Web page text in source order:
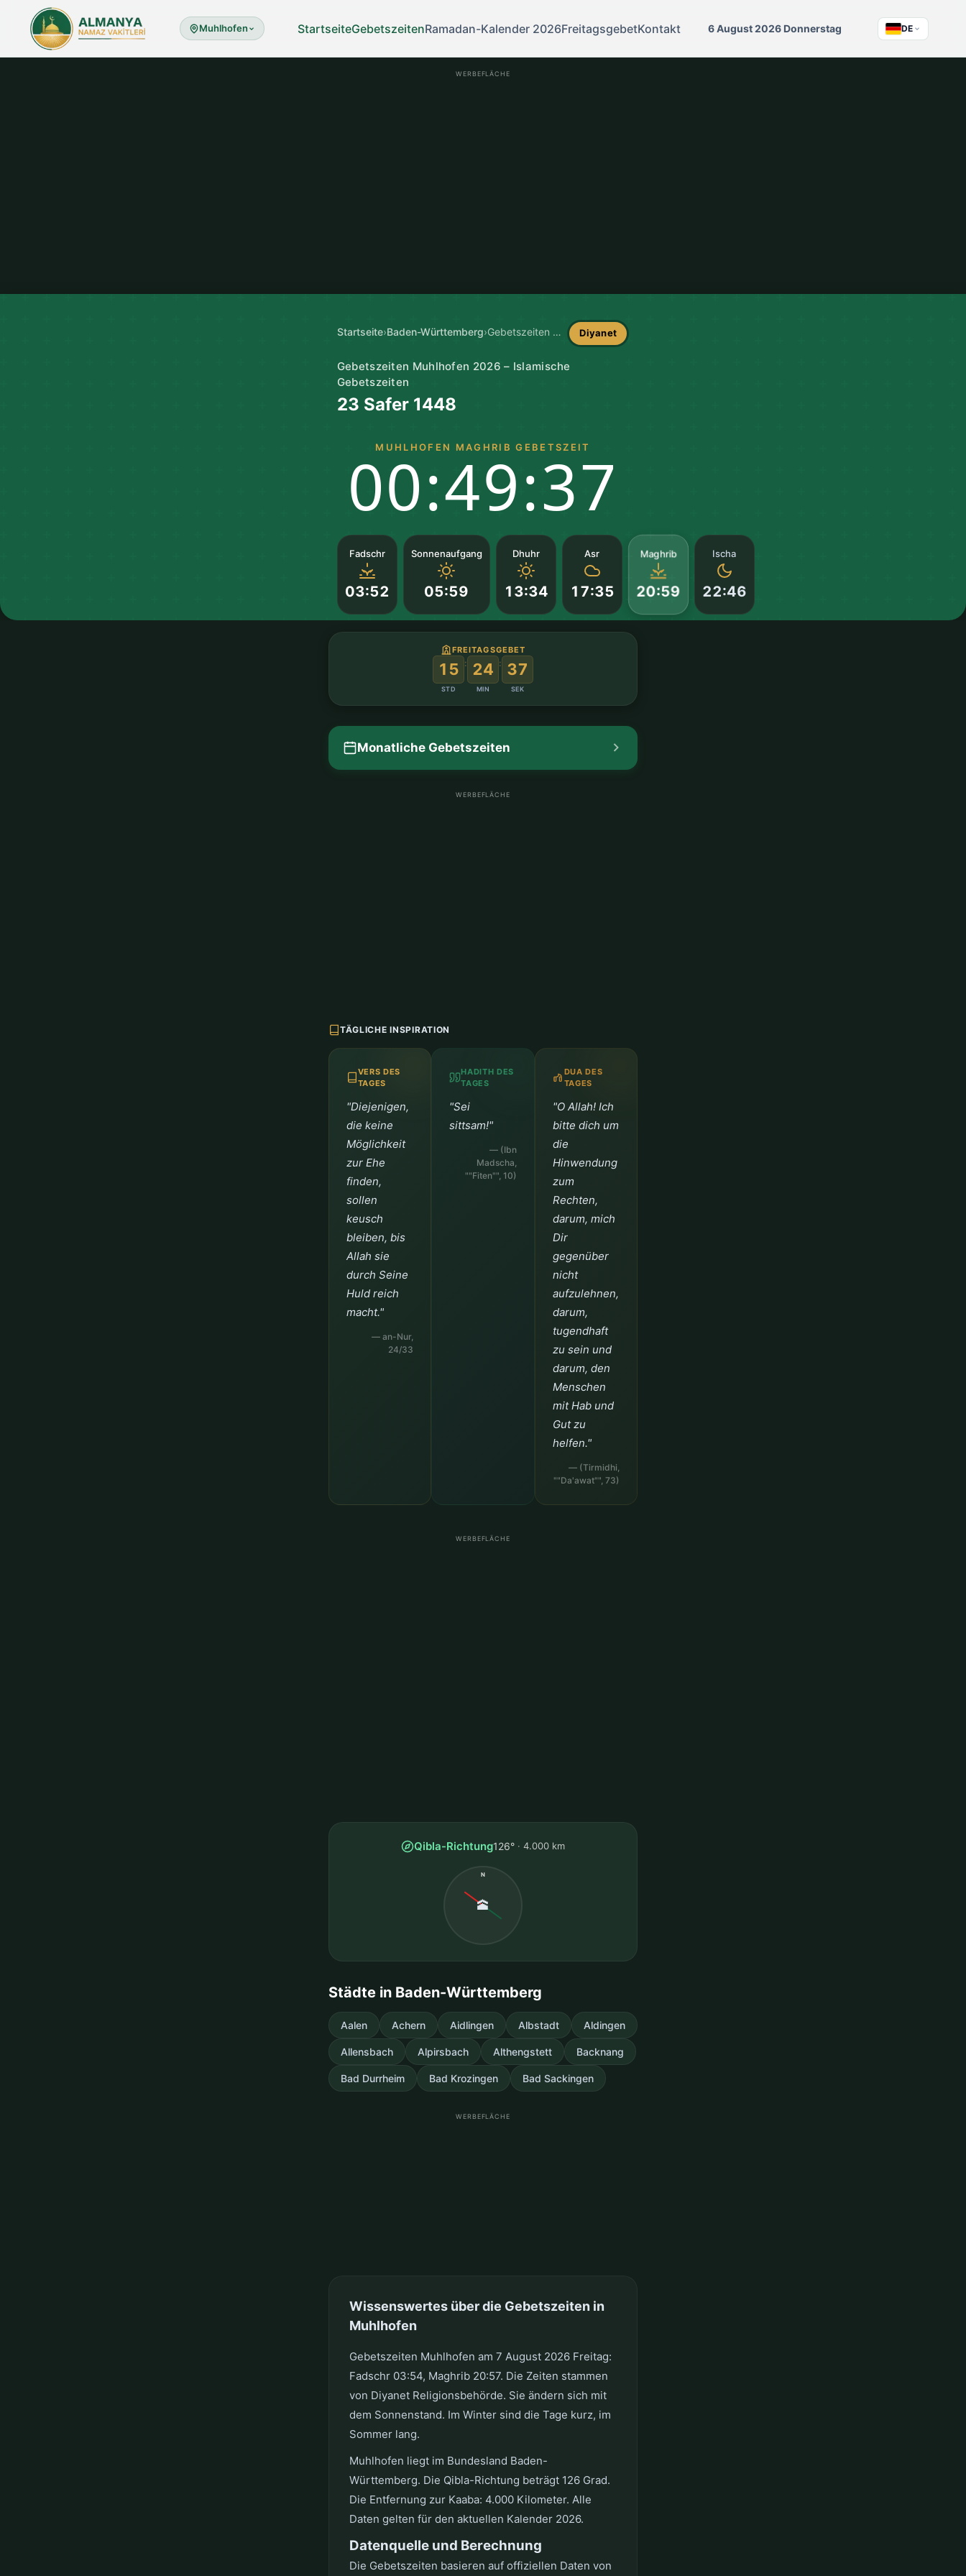
Muhlhofen StartseiteGebetszeitenRamadan-Kalender 2026FreitagsgebetKontakt 6 August 2026 Donnerstag DE
WERBEFLÄCHE
Startseite›Baden-Württemberg› Gebetszeiten Muhlhofen Diyanet
Gebetszeiten Muhlhofen 2026 – Islamische
Gebetszeiten
23 Safer 1448
MUHLHOFEN MAGHRIB GEBETSZEIT
00:49:36
Fadschr
03:52
Sonnenaufgang
05:59
Dhuhr
13:34
Asr
17:35
Maghrib
20:59
Ischa
22:46
FREITAGSGEBET
15
STD
: 24
MIN
: 36
SEK
Monatliche Gebetszeiten
WERBEFLÄCHE
TÄGLICHE INSPIRATION
VERS DES
TAGES
"Diejenigen,
die keine
Möglichkeit
zur Ehe
finden,
sollen
keusch
bleiben, bis
Allah sie
durch Seine
Huld reich
macht."
— an-Nur,
24/33
HADITH DES
TAGES
"Sei
sittsam!"
— (Ibn
Madscha,
""Fiten"", 10)
DUA DES
TAGES
"O Allah! Ich
bitte dich um
die
Hinwendung
zum
Rechten,
darum, mich
Dir
gegenüber
nicht
aufzulehnen,
darum,
tugendhaft
zu sein und
darum, den
Menschen
mit Hab und
Gut zu
helfen."
— (Tirmidhi,
""Da'awat"", 73)
WERBEFLÄCHE
Qibla-Richtung126° 4.000 km
N
🕋
Städte in Baden-Württemberg
Aalen Achern Aidlingen Albstadt Aldingen
Allensbach Alpirsbach Althengstett Backnang
Bad Durrheim Bad Krozingen Bad Sackingen
WERBEFLÄCHE
Wissenswertes über die Gebetszeiten in
Muhlhofen
Gebetszeiten Muhlhofen am 7 August 2026 Freitag:
Fadschr 03:54, Maghrib 20:57. Die Zeiten stammen
von Diyanet Religionsbehörde. Sie ändern sich mit
dem Sonnenstand. Im Winter sind die Tage kurz, im
Sommer lang.
Muhlhofen liegt im Bundesland Baden-
Württemberg. Die Qibla-Richtung beträgt 126 Grad.
Die Entfernung zur Kaaba: 4.000 Kilometer. Alle
Daten gelten für den aktuellen Kalender 2026.
Datenquelle und Berechnung
Die Gebetszeiten basieren auf offiziellen Daten von